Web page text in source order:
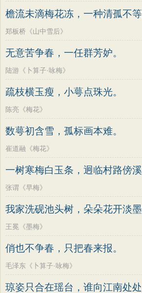
檐流未滴梅花冻，一种清孤不等
郑板桥《山中雪后》
无意苦争春，一任群芳妒。
陆游《卜算子·咏梅》
疏枝横玉瘦，小萼点珠光。
陈亮《梅花》
数萼初含雪，孤标画本难。
崔道融《梅花》
一树寒梅白玉条，迥临村路傍溪
张谓《早梅》
我家洗砚池头树，朵朵花开淡墨
王冕《墨梅》
俏也不争春，只把春来报。
毛泽东《卜算子·咏梅》
琼姿只合在瑶台，谁向江南处